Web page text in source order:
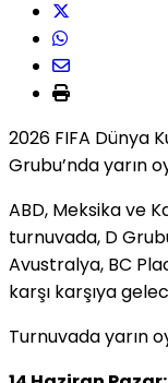
2026 FIFA Dünya
Grubu’nda yarın
ABD, Meksika ve
turnuvada, D
Avustralya, BC
karşı karşıya
Turnuvada yarın